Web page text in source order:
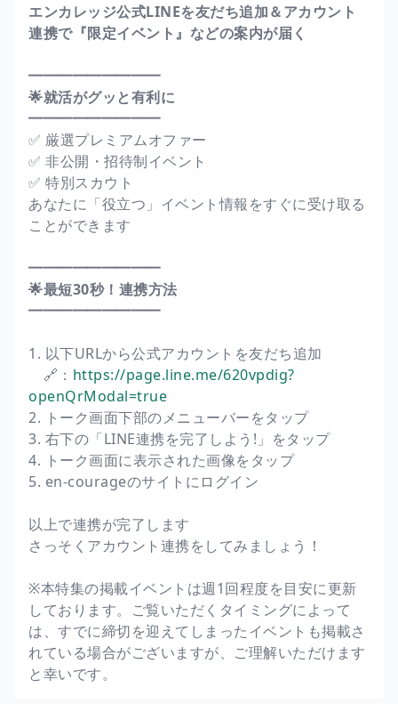
エンカレッジ公式LINEを友だち追加＆アカウント
連携で『限定イベント』などの案内が届く
━━━━━━━━━
🌟就活がグッと有利に
━━━━━━━━━
✅ 厳選プレミアムオファー
✅ 非公開・招待制イベント
✅ 特別スカウト
あなたに「役立つ」イベント情報をすぐに受け取る
ことができます
━━━━━━━━━
🌟最短30秒！連携方法
━━━━━━━━━
1. 以下URLから公式アカウントを友だち追加
🔗： https://page.line.me/620vpdig?
openQrModal=true
2. トーク画面下部のメニューバーをタップ
3. 右下の「LINE連携を完了しよう!」をタップ
4. トーク画面に表示された画像をタップ
5. en-courageのサイトにログイン
以上で連携が完了します
さっそくアカウント連携をしてみましょう！
※本特集の掲載イベントは週1回程度を目安に更新
しております。ご覧いただくタイミングによって
は、すでに締切を迎えてしまったイベントも掲載さ
れている場合がございますが、ご理解いただけます
と幸いです。